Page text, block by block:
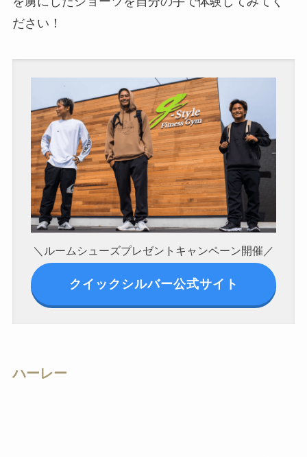
ださい！
＼ルームシューズプレゼントキャンペーン開催／
クイックシルバー公式サイト
ハーレー